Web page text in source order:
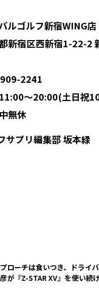
ルゴルフ新宿WING店
新宿区西新宿1-22-2
2241
〜20:00(土日祝
無休
サプリ編集部 坂本緑
プローチは食いつき、ドライ
が『Z-STAR XV』を使い続